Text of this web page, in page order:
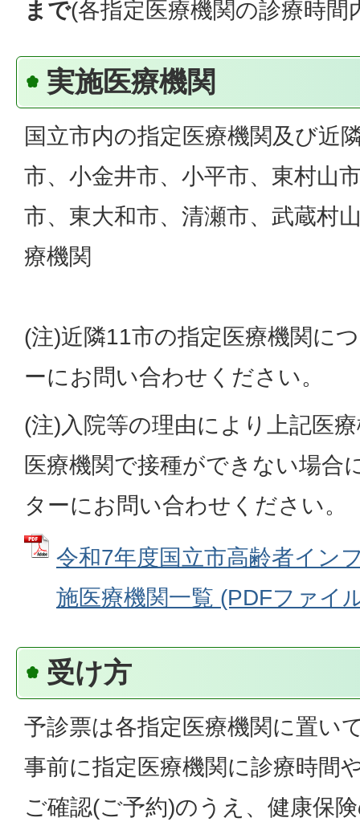
まで(各指定医療機関の診療時間
実施医療機関
国立市内の指定医療機関及び近
市、小金井市、小平市、東村山
市、東大和市、清瀬市、武蔵村
療機関
(注)近隣11市の指定医療機関に
ーにお問い合わせください。
(注)入院等の理由により上記医
医療機関で接種ができない場合
ターにお問い合わせください。
令和7年度国立市高齢者イン
施医療機関一覧 (PDFファイ
受け方
予診票は各指定医療機関に置い
事前に指定医療機関に診療時間
ご確認(ご予約)のうえ、健康保